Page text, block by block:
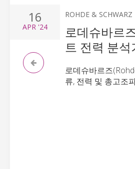
16
APR '24
ROHDE & SCHWARZ
로데슈바르
트 전력 분
로데슈바르즈
류, 전력 및 총고조